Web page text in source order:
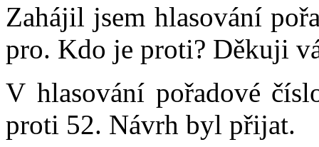
Zahájil jsem hlasování
pro. Kdo je proti? Děkuji
V hlasování pořadové
proti 52. Návrh byl přijat.